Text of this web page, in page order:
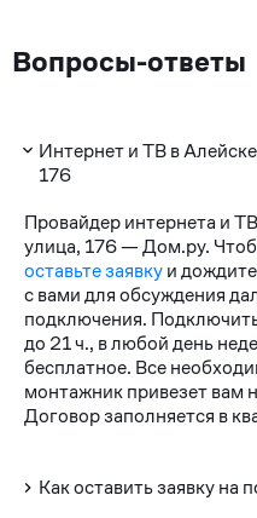
Вопросы-ответы
Интернет и ТВ в
176
Провайдер интернета и
улица, 176 — Дом.ру.
оставьте заявкуи
с вами для обсуждения
подключения.
до 21 ч., в любой день
бесплатное. Все
монтажник привезет вам
Договор заполняется в
Как оставить заявку на